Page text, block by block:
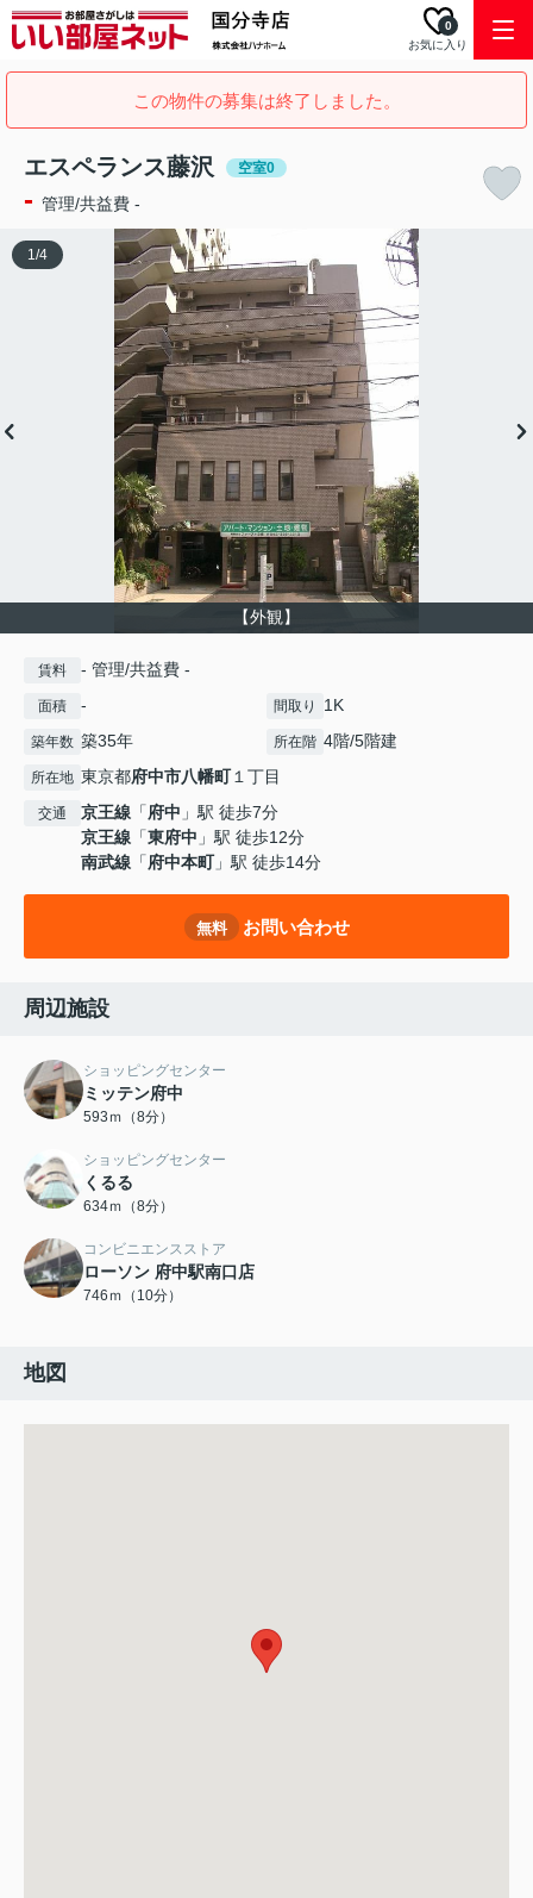
お気に入り
0
この物件の募集は終了しました。
エスペランス藤沢 空室0
- 管理/共益費 -
【外観】
1/4
賃料 - 管理/共益費 -
面積 - 間取り 1K
築年数 築35年 所在階 4階/5階建
所在地 東京都府中市八幡町１丁目
交通 京王線 「府中 」駅 徒歩7分
京王線 「東府中 」駅 徒歩12分
南武線 「府中本町」駅 徒歩14分
無料 お問い合わせ
周辺施設
ショッピングセンター
ミッテン府中
593ｍ（8分）
ショッピングセンター
くるる
634ｍ（8分）
コンビニエンスストア
ローソン 府中駅南口店
746ｍ（10分）
地図